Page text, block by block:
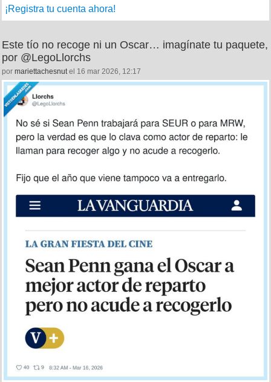
¡Registra tu cuenta ahora!
Este tío no recoge ni un Oscar… imagínate tu paquete,
por @LegoLlorchs
por mariettachesnut el 16 mar 2026, 12:17